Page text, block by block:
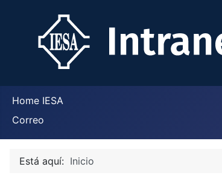
Home IESA
Correo
Está aquí: Inicio